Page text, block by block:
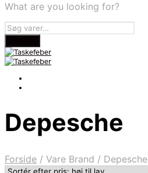
What are you looking for?
Depesche
Forside / Vare Brand / Depesche